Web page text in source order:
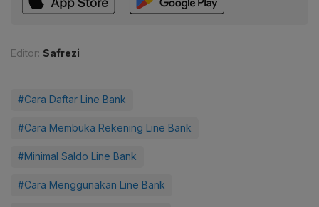
Editor: Safrezi
#Cara Daftar Line Bank
#Cara Membuka Rekening Line Bank
#Minimal Saldo Line Bank
#Cara Menggunakan Line Bank